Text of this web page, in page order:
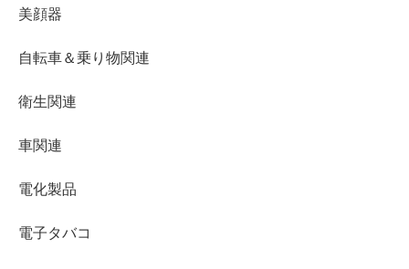
美顔器
自転車＆乗り物関連
衛生関連
車関連
電化製品
電子タバコ